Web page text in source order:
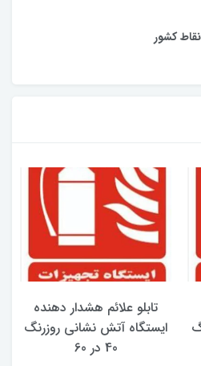
کشور
تابلو علائم هشدار دهنده
ایستگاه آتش نشانی روزرنگ
40 در 60